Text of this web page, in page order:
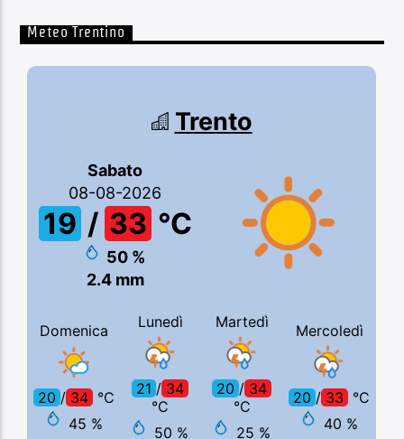
Meteo Trentino